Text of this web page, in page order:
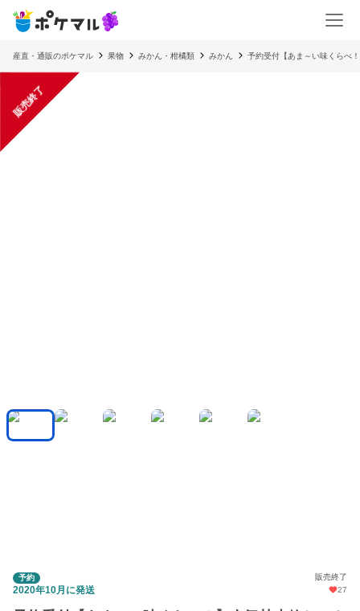
産直・通販のポケマル 果物 みかん・柑橘類 みかん 予約受付【あま～い味くらべ
販売終了
予約 販売終了
2020年10月に発送 27